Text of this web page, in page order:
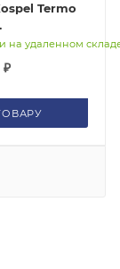
Termo
на удаленном